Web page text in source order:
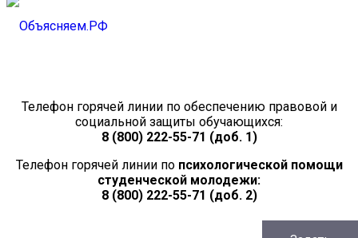
Телефон горячей линии по обеспечению правовой и
социальной защиты обучающихся:
8 (800) 222-55-71 (доб. 1)
Телефон горячей линии попсихологической помощи
студенческой молодежи:
8 (800) 222-55-71 (доб. 2)